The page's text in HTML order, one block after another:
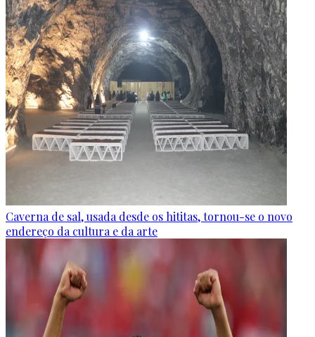
Caverna de sal, usada desde os hititas, tornou-se o novo
endereço da cultura e da arte